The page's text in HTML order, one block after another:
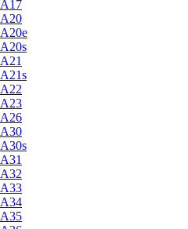
A17
A20
A20e
A20s
A21
A21s
A22
A23
A26
A30
A30s
A31
A32
A33
A34
A35